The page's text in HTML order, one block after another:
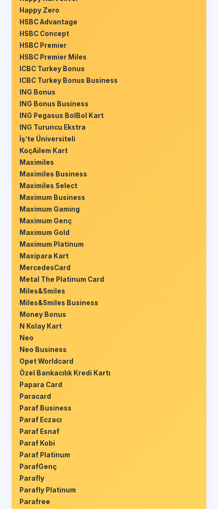
Happy Zero
HSBC Advantage
HSBC Concept
HSBC Premier
HSBC Premier Miles
ICBC Turkey Bonus
ICBC Turkey Bonus Business
ING Bonus
ING Bonus Business
ING Pegasus BolBol Kart
ING Turuncu Ekstra
İş’te Üniversiteli
KoçAilem Kart
Maximiles
Maximiles Business
Maximiles Select
Maximum Business
Maximum Gaming
Maximum Genç
Maximum Gold
Maximum Platinum
Maxipara Kart
MercedesCard
Metal The Platinum Card
Miles&Smiles
Miles&Smiles Business
Money Bonus
N Kolay Kart
Neo
Neo Business
Opet Worldcard
Özel Bankacılık Kredi Kartı
Papara Card
Paracard
Paraf Business
Paraf Eczacı
Paraf Esnaf
Paraf Kobi
Paraf Platinum
ParafGenç
Parafly
Parafly Platinum
Parafree